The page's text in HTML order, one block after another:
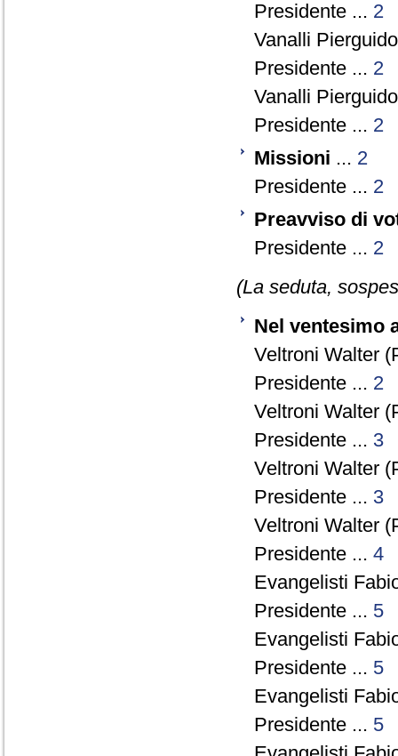
Presidente ... 2
Vanalli
Presidente ... 2
Vanalli
Presidente ... 2
Missioni ... 2
Presidente ... 2
Preavviso di
Presidente ... 2
(La seduta,
Nel ventesimo
Veltroni Walter
Presidente ... 2
Veltroni Walter
Presidente ... 3
Veltroni Walter
Presidente ... 3
Veltroni Walter
Presidente ... 4
Evangelisti
Presidente ... 5
Evangelisti
Presidente ... 5
Evangelisti
Presidente ... 5